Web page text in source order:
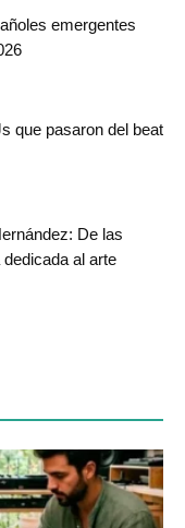
emergentes
que pasaron del beat
De las
al arte